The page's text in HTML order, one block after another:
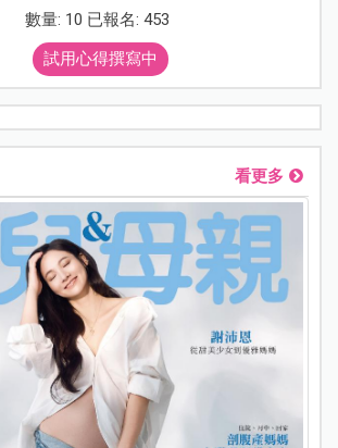
數量: 10 已報名: 453
試用心得撰寫中
看更多